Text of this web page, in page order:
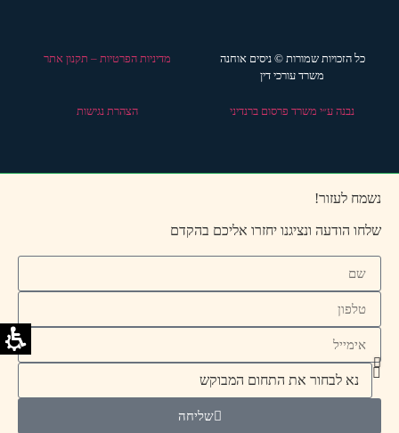
כל הזכויות שמורות © ניסים אוחנה
משרד עורכי דין
מדיניות הפרטיות – תקנון אתר
נבנה ע״י משרד פרסום ברנדיני הצהרת נגישות
נשמח לעזור!
שלחו הודעה ונציגנו יחזרו אליכם בהקדם
שליחה